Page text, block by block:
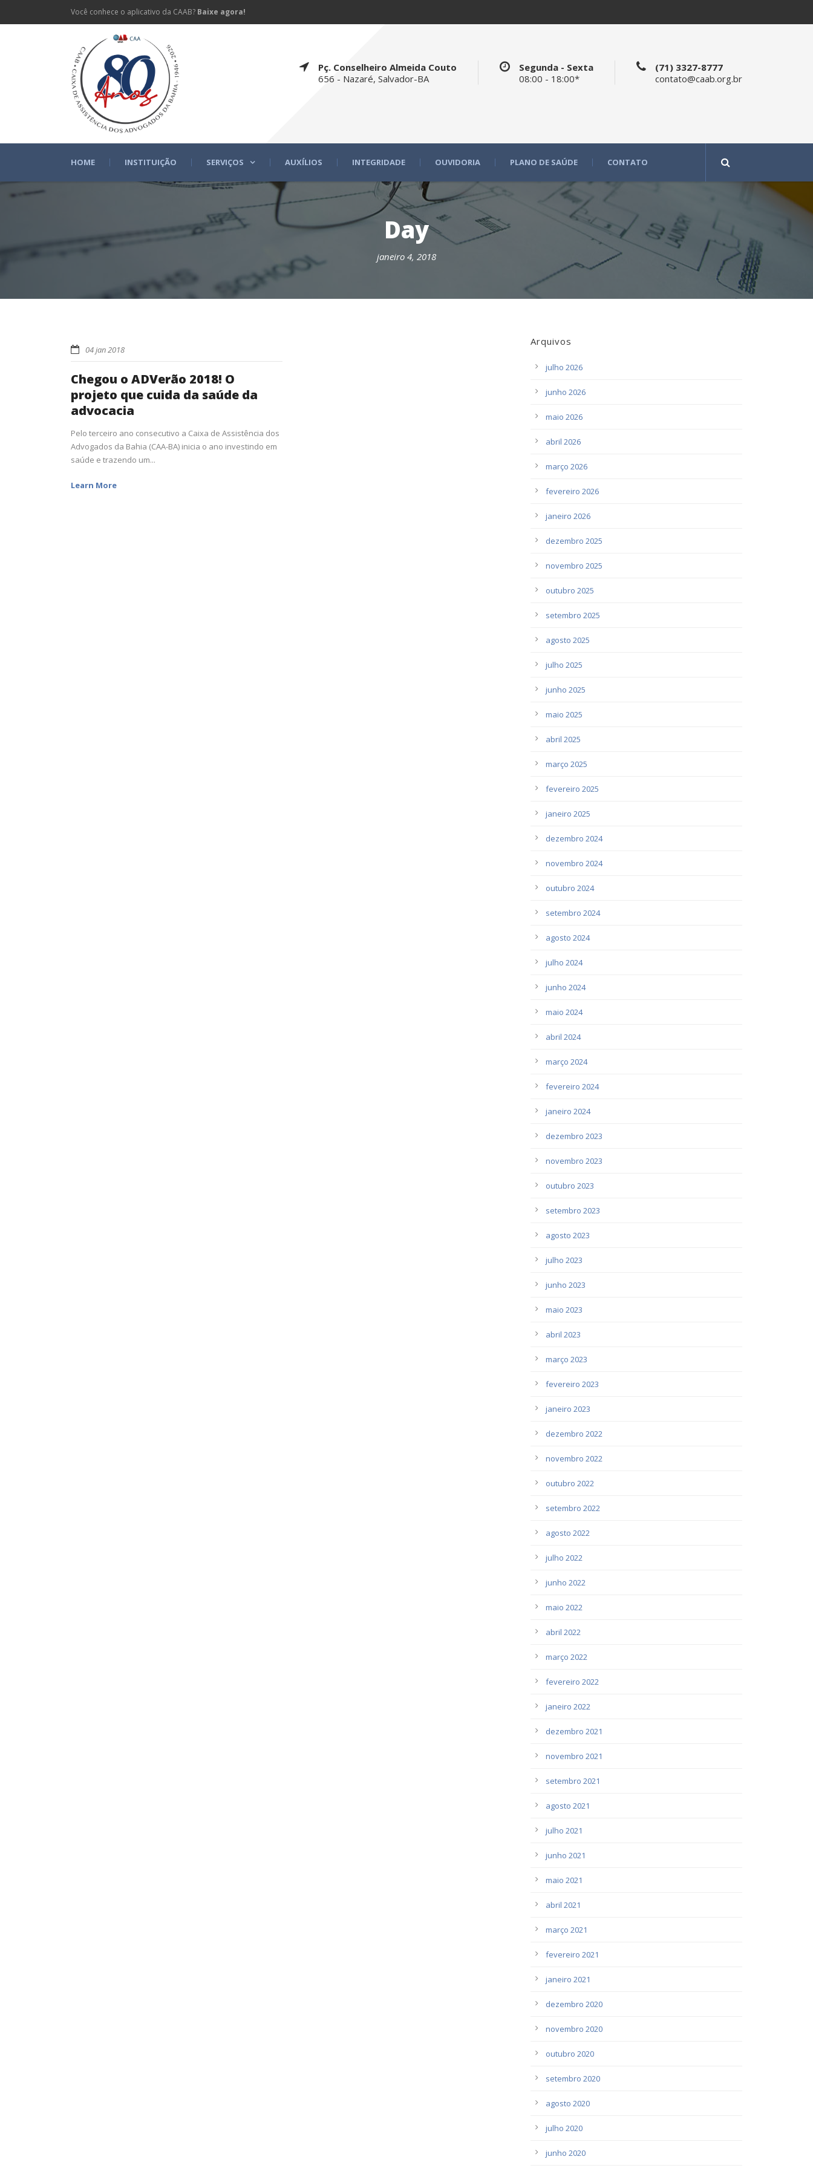
Você conhece o aplicativo da CAAB? Baixe agora!
Pç. Conselheiro Almeida Couto
656 - Nazaré, Salvador-BA
Segunda - Sexta
08:00 - 18:00*
(71) 3327-8777
contato@caab.org.br
HOME INSTITUIÇÃO SERVIÇOS AUXÍLIOS INTEGRIDADE OUVIDORIA PLANO DE SAÚDE CONTATO
Day
janeiro 4, 2018
04 jan 2018
Chegou o ADVerão 2018! O
projeto que cuida da saúde da
advocacia
Pelo terceiro ano consecutivo a Caixa de Assistência dos
Advogados da Bahia (CAA-BA) inicia o ano investindo em
saúde e trazendo um...
Learn More
Arquivos
julho 2026
junho 2026
maio 2026
abril 2026
março 2026
fevereiro 2026
janeiro 2026
dezembro 2025
novembro 2025
outubro 2025
setembro 2025
agosto 2025
julho 2025
junho 2025
maio 2025
abril 2025
março 2025
fevereiro 2025
janeiro 2025
dezembro 2024
novembro 2024
outubro 2024
setembro 2024
agosto 2024
julho 2024
junho 2024
maio 2024
abril 2024
março 2024
fevereiro 2024
janeiro 2024
dezembro 2023
novembro 2023
outubro 2023
setembro 2023
agosto 2023
julho 2023
junho 2023
maio 2023
abril 2023
março 2023
fevereiro 2023
janeiro 2023
dezembro 2022
novembro 2022
outubro 2022
setembro 2022
agosto 2022
julho 2022
junho 2022
maio 2022
abril 2022
março 2022
fevereiro 2022
janeiro 2022
dezembro 2021
novembro 2021
setembro 2021
agosto 2021
julho 2021
junho 2021
maio 2021
abril 2021
março 2021
fevereiro 2021
janeiro 2021
dezembro 2020
novembro 2020
outubro 2020
setembro 2020
agosto 2020
julho 2020
junho 2020